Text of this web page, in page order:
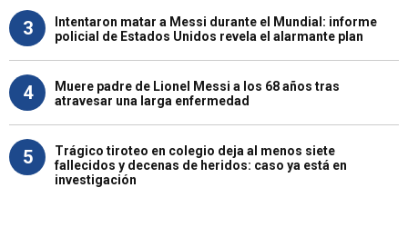
3
Intentaron matar a Messi durante el Mundial: informe
policial de Estados Unidos revela el alarmante plan
4
Muere padre de Lionel Messi a los 68 años tras
atravesar una larga enfermedad
5
Trágico tiroteo en colegio deja al menos siete
fallecidos y decenas de heridos: caso ya está en
investigación